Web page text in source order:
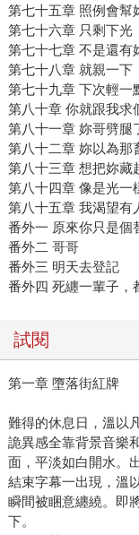
第七十五章 照例會幫
第七十六章 只剩下光
第七十七章 不是還有
第七十八章 就親一下
第七十九章 下次輕一
第八十章 你就跟我求
第八十一章 妳哥劈腿
第八十二章 妳以為那
第八十三章 想把妳藏
第八十四章 像是光一
第八十五章 我渴望有
番外一 原來你只是個
番外二 哥哥
番外三 明天去登記
番外四 死纏一輩子，
試閱
第一章 墮落街紅牌
難得的休息日，溫以
詭異感全靠背景音樂
面，平淡如白開水。
結束字幕一出現，溫
瞬間被睏意纏繞。即
下。